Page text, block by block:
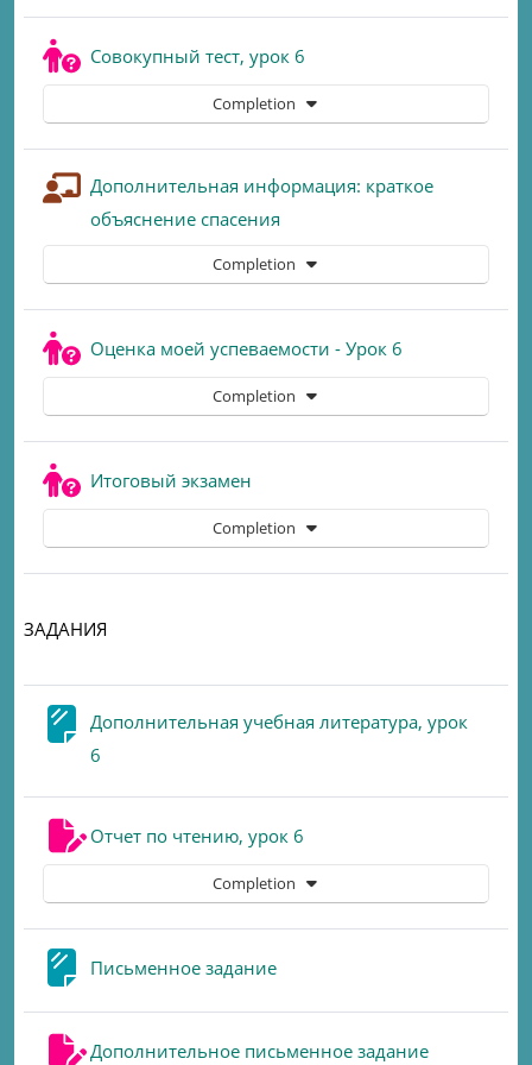
Совокупный тест, урок 6
Completion
Дополнительная информация: краткое
объяснение спасения
Completion
Оценка моей успеваемости - Урок 6
Completion
Итоговый экзамен
Completion
ЗАДАНИЯ
Дополнительная учебная литература, урок
6
Отчет по чтению, урок 6
Completion
Письменное заданиеPage
Дополнительное письменное заданиеAssignment